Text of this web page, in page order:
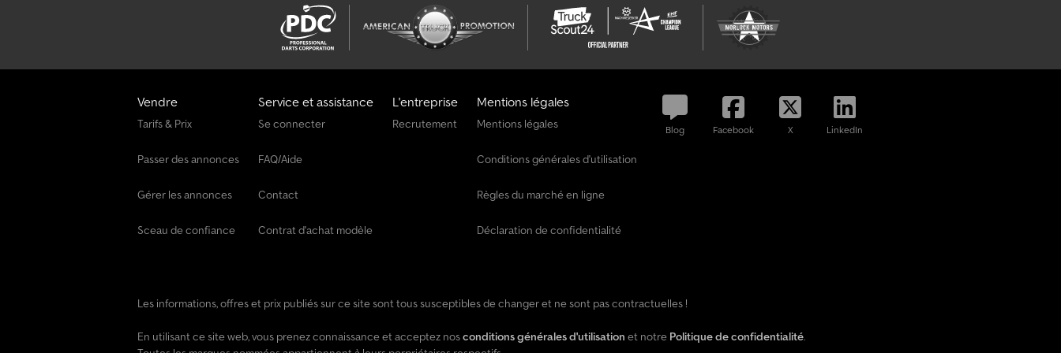
e
a
n
Vendre
Tarifs & Prix
Passer des annonces
Gérer les annonces
Sceau de confiance
Service et assistance
Se connecter
FAQ/Aide
Contact
Contrat d'achat modèle
L'entreprise
Recrutement
Mentions légales
Mentions légales
Conditions générales d'utilisation
Règles du marché en ligne
Déclaration de confidentialité
Blog Facebook X LinkedIn
Les informations, offres et prix publiés sur ce site sont tous susceptibles de changer et ne sont pas contractuelles !
En utilisant ce site web, vous prenez connaissance et acceptez nosconditions générales d'utilisation et notre Politique de confidentialité.